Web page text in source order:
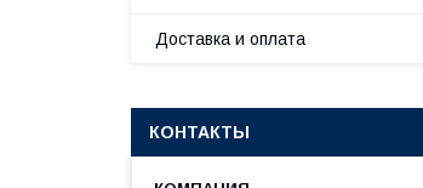
Доставка и оплата
КОНТАКТЫ